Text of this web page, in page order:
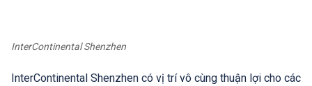
InterContinental Shenzhen
InterContinental Shenzhen có vị trí vô cùng thuận lợi cho các